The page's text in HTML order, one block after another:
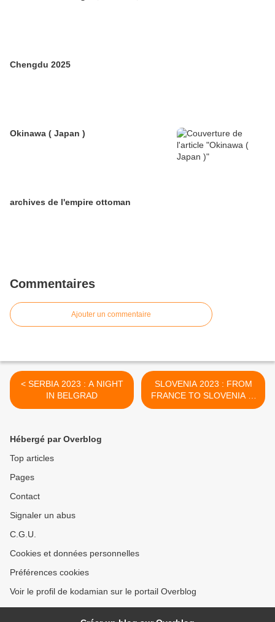
Chengdu 2025
Okinawa ( Japan )
archives de l'empire ottoman
Commentaires
Ajouter un commentaire
< SERBIA 2023 : A NIGHT
IN BELGRAD
SLOVENIA 2023 : FROM
FRANCE TO SLOVENIA ...
>
Hébergé par Overblog
Top articles
Pages
Contact
Signaler un abus
C.G.U.
Cookies et données personnelles
Préférences cookies
Voir le profil de kodamian sur le portail Overblog